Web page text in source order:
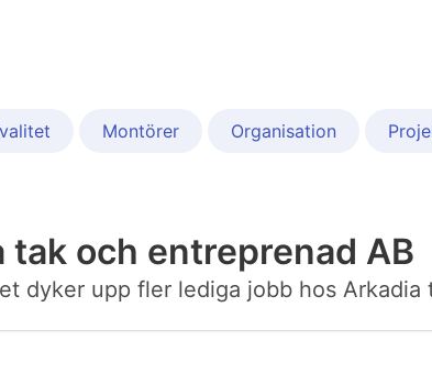
Montörer Organisation
och entreprenad AB
dyker upp fler lediga jobb hos Arkadia